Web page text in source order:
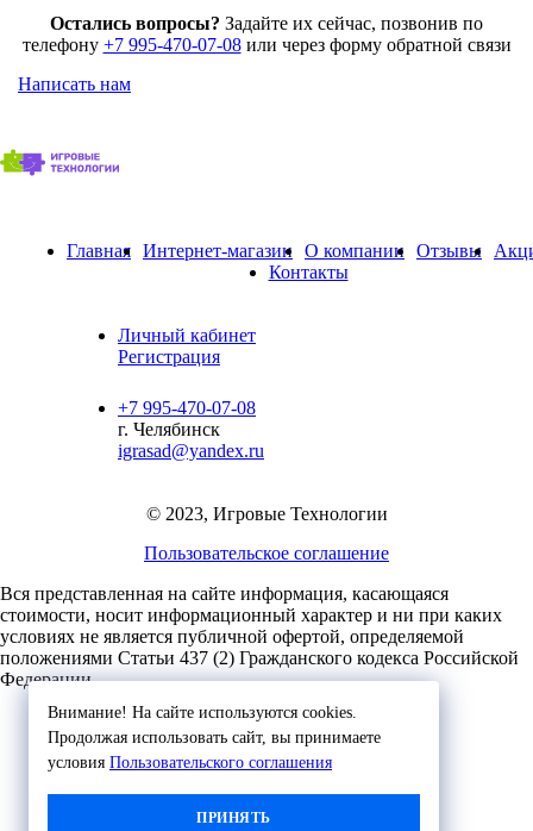
Внимание! На сайте используются cookies.
Продолжая использовать сайт, вы принимаете
условия Пользовательского соглашения
ПРИНЯТЬ
Остались вопросы? Задайте их сейчас, позвонив по
телефону +7 995-470-07-08или через форму обратной связи
Написать нам
Главная Интернет-магазин О компании Отзывы
Контакты
Личный кабинет
Регистрация
+7 995-470-07-08
г. Челябинск
igrasad@yandex.ru
© 2023, Игровые Технологии
Пользовательское соглашение
Вся представленная на сайте информация, касающаяся
стоимости, носит информационный характер и ни при каких
условиях не является публичной офертой, определяемой
положениями Статьи 437 (2) Гражданского кодекса Российской
Федерации.